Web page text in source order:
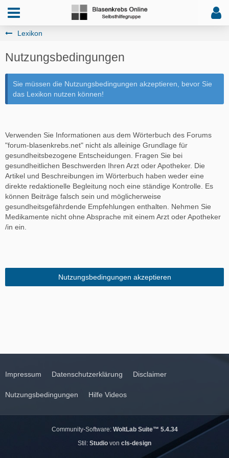
Lexikon
Nutzungsbedingungen
Sie müssen die Nutzungsbedingungen akzeptieren, bevor Sie
das Lexikon nutzen können!
Verwenden Sie Informationen aus dem Wörterbuch des Forums
"forum-blasenkrebs.net" nicht als alleinige Grundlage für
gesundheitsbezogene Entscheidungen. Fragen Sie bei
gesundheitlichen Beschwerden Ihren Arzt oder Apotheker. Die
Artikel und Beschreibungen im Wörterbuch haben weder eine
direkte redaktionelle Begleitung noch eine ständige Kontrolle. Es
können Beiträge falsch sein und möglicherweise
gesundheitsgefährdende Empfehlungen enthalten. Nehmen Sie
Medikamente nicht ohne Absprache mit einem Arzt oder Apotheker
/in ein.
Impressum Datenschutzerklärung Disclaimer
Nutzungsbedingungen Hilfe Videos
Community-Software: WoltLab Suite™ 5.4.34
Stil: Studio von cls-design